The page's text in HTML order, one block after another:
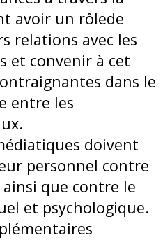
avoir un rôlede
relations avec les
et convenir à cet
dans le
entre les
doivent
personnel contre
que contre le
et psychologique.